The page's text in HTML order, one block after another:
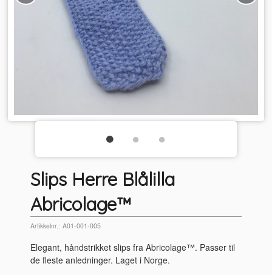
Slips Herre Blålilla
Abricolage™
Artikkelnr.: A01-001-005
Elegant, håndstrikket slips fra Abricolage™. Passer til
de fleste anledninger. Laget i Norge.